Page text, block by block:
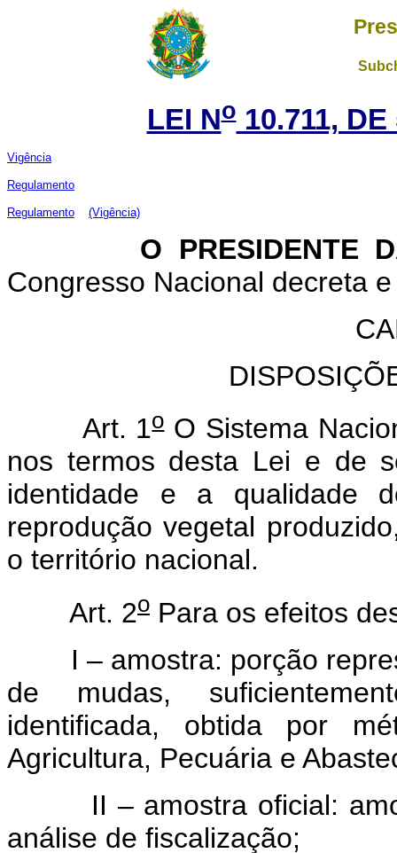
LEI No10.711, DE
Vigência
Regulamento
Regulamento (Vigência)
O PRESIDENTE DA
Congresso Nacional decreta
Art. 1oO Sistema
nos termos desta Lei e de
identidade e a qualidade
reprodução vegetal
o território nacional.
Art. 2o Para os efeitos
I – amostra: porção
de mudas,
identificada, obtida por
Agricultura, Pecuária e
II – amostra oficial:
análise de fiscalização;